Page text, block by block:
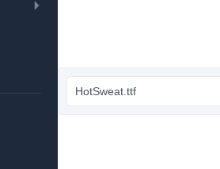
HotSweat.ttf